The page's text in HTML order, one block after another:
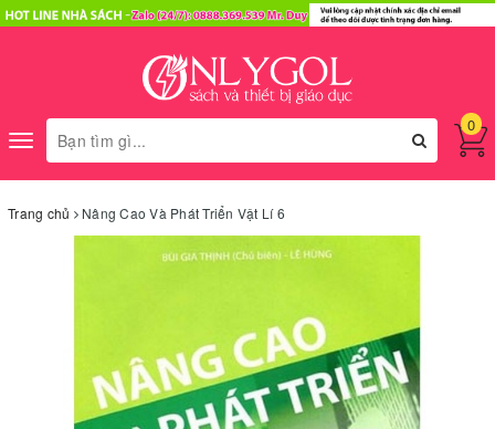
Toggle
navigation
0
Trang chủ Nâng Cao Và Phát Triển Vật Lí 6